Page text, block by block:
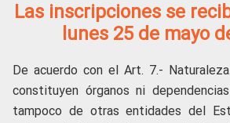
Las inscripciones se
lunes 25 de mayo
De acuerdo con el Art. 7.-
constituyen órganos ni
tampoco de otras entidades del